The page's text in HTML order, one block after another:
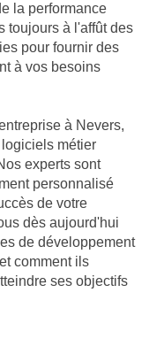
la performance
toujours à l'affût des
pour fournir des
à vos besoins
à Nevers,
métier
experts sont
personnalisé
de votre
dès aujourd'hui
de développement
comment ils
ses objectifs